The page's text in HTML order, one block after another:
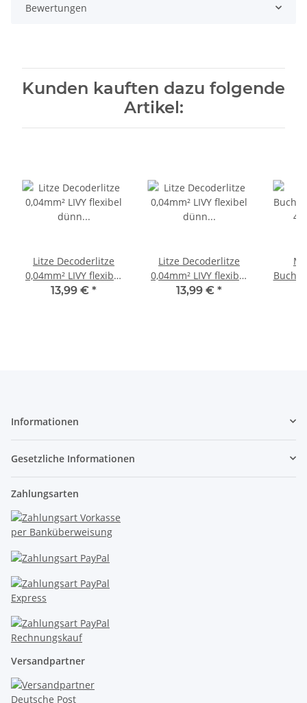
Bewertungen
Kunden kauften dazu folgende
Artikel:
Litze Decoderlitze
0,04mm² LIVY flexibel
dünn Kabel 50 Meter
13,99 € *
Litze Decoderlitze
0,04mm² LIVY flexibel
dünn Kabel 50 Meter
13,99 € *
Informationen
Gesetzliche Informationen
Zahlungsarten
Versandpartner